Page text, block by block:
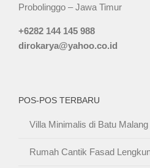
Probolinggo – Jawa Timur
+6282 144 145 988
dirokarya@yahoo.co.id
POS-POS TERBARU
Villa Minimalis di Batu Malang
Rumah Cantik Fasad